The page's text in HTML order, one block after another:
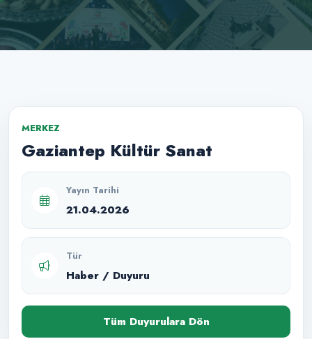
MERKEZ
Gaziantep Kültür Sanat
Yayın Tarihi
21.04.2026
Tür
Haber / Duyuru
Tüm Duyurulara Dön